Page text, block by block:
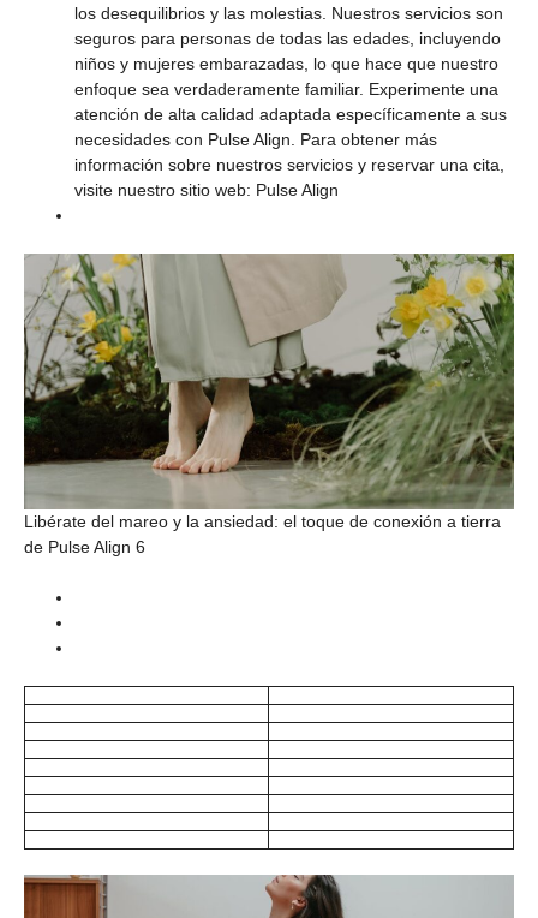
los desequilibrios y las molestias. Nuestros servicios son
seguros para personas de todas las edades, incluyendo
niños y mujeres embarazadas, lo que hace que nuestro
enfoque sea verdaderamente familiar. Experimente una
atención de alta calidad adaptada específicamente a sus
necesidades con Pulse Align. Para obtener más
información sobre nuestros servicios y reservar una cita,
visite nuestro sitio web: Pulse Align
Libérate del mareo y la ansiedad: el toque de conexión a tierra
de Pulse Align 6